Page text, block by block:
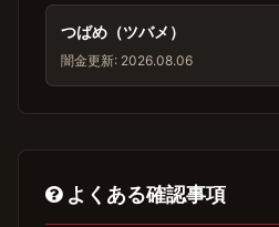
つばめ（ツバメ）
闇金更新: 2026.08.06
よくある確認事項